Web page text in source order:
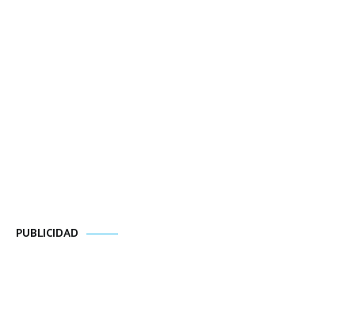
PUBLICIDAD